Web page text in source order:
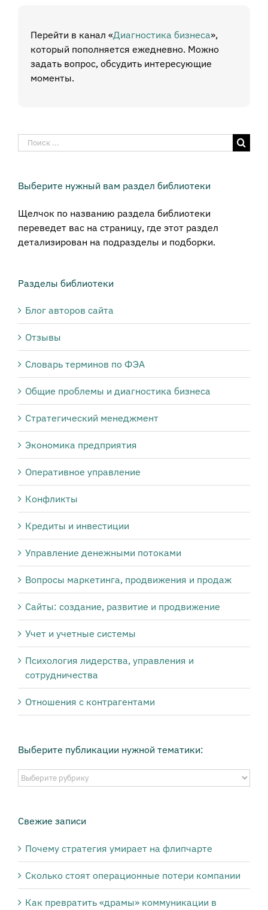
Перейти в канал «Диагностика бизнеса»,
который пополняется ежедневно. Можно
задать вопрос, обсудить интересующие
моменты.
Результат
поиска:
Выберите нужный вам раздел библиотеки
Щелчок по названию раздела библиотеки
переведет вас на страницу, где этот раздел
детализирован на подразделы и подборки.
Разделы библиотеки
Блог авторов сайта
Отзывы
Словарь терминов по ФЭА
Общие проблемы и диагностика бизнеса
Стратегический менеджмент
Экономика предприятия
Оперативное управление
Конфликты
Кредиты и инвестиции
Управление денежными потоками
Вопросы маркетинга, продвижения и продаж
Сайты: создание, развитие и продвижение
Учет и учетные системы
Психология лидерства, управления и
сотрудничества
Отношения с контрагентами
Выберите публикации нужной тематики:
Выберите
публикации
тематики:
Свежие записи
Почему стратегия умирает на флипчарте
Сколько стоят операционные потери компании
Как превратить «драмы» коммуникации в